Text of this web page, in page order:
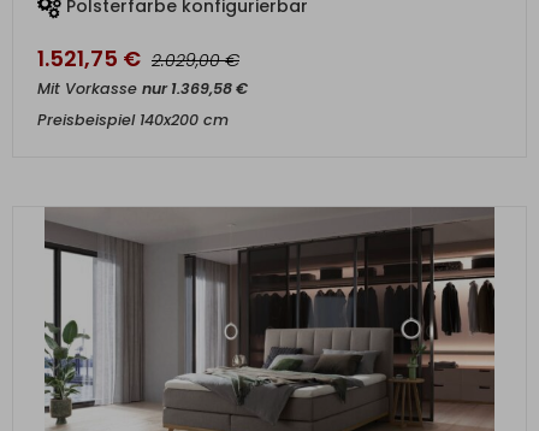
Polsterfarbe konfigurierbar
1.521,75 € 2.029,00€
Mit Vorkasse nur1.369,58€
Preisbeispiel 140x200 cm